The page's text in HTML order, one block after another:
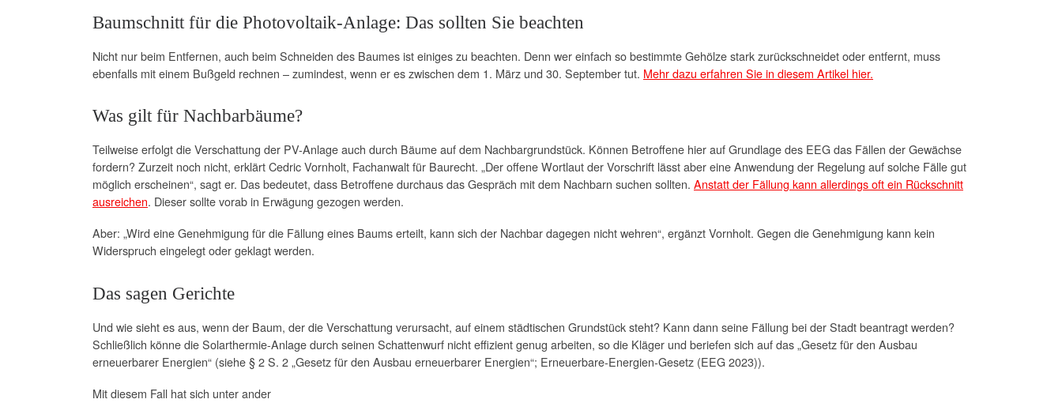
Baumschnitt für die Photovoltaik-Anlage: Das sollten Sie beachten
Nicht nur beim Entfernen, auch beim Schneiden des Baumes ist einiges zu beachten. Denn wer einfach so bestimmte Gehölze stark zurückschneidet oder entfernt, muss
ebenfalls mit einem Bußgeld rechnen – zumindest, wenn er es zwischen dem 1. März und 30. September tut. Mehr dazu erfahren Sie in diesem Artikel hier.
Was gilt für Nachbarbäume?
Teilweise erfolgt die Verschattung der PV-Anlage auch durch Bäume auf dem Nachbargrundstück. Können Betroffene hier auf Grundlage des EEG das Fällen der Gewächse
fordern? Zurzeit noch nicht, erklärt Cedric Vornholt, Fachanwalt für Baurecht. „Der offene Wortlaut der Vorschrift lässt aber eine Anwendung der Regelung auf solche Fälle gut
möglich erscheinen“, sagt er. Das bedeutet, dass Betroffene durchaus das Gespräch mit dem Nachbarn suchen sollten. Anstatt der Fällung kann allerdings oft ein Rückschnitt
ausreichen. Dieser sollte vorab in Erwägung gezogen werden.
Aber: „Wird eine Genehmigung für die Fällung eines Baums erteilt, kann sich der Nachbar dagegen nicht wehren“, ergänzt Vornholt. Gegen die Genehmigung kann kein
Widerspruch eingelegt oder geklagt werden.
Das sagen Gerichte
Und wie sieht es aus, wenn der Baum, der die Verschattung verursacht, auf einem städtischen Grundstück steht? Kann dann seine Fällung bei der Stadt beantragt werden?
Schließlich könne die Solarthermie-Anlage durch seinen Schattenwurf nicht effizient genug arbeiten, so die Kläger und beriefen sich auf das „Gesetz für den Ausbau
erneuerbarer Energien“ (siehe § 2 S. 2 „Gesetz für den Ausbau erneuerbarer Energien“; Erneuerbare-Energien-Gesetz (EEG 2023)).
Mit diesem Fall hat sich unter ander